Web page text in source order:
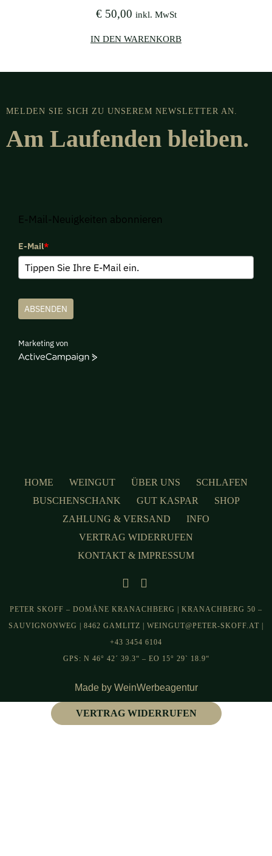
€50,00 inkl. MwSt
IN DEN WARENKORB
MELDEN SIE SICH ZU UNSEREM NEWSLETTER AN.
Am Laufenden bleiben.
E-Mail-Neuigkeiten abonnieren
E-Mail*
ABSENDEN
Marketing von
ActiveCampaign
HOME WEINGUT ÜBER UNS
SCHLAFEN
BUSCHENSCHANK
GUT KASPAR
SHOP
ZAHLUNG & VERSAND
INFO
VERTRAG WIDERRUFEN
KONTAKT & IMPRESSUM
PETER SKOFF – DOMÄNE KRANACHBERG | KRANACHBERG 50 –
SAUVIGNONWEG | 8462 GAMLITZ | WEINGUT@PETER-SKOFF.AT |
+43 3454 6104
GPS: N 46° 42´ 39.3“ – EO 15° 29` 18.9“
Made by WeinWerbeagentur
VERTRAG WIDERRUFEN